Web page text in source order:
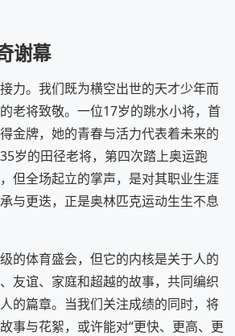
谢幕
力。我们既为横空出世的天才少年而
老将致敬。一位17岁的跳水小将，首
金牌，她的青春与活力代表着未来的
岁的田径老将，第四次踏上奥运跑
但全场起立的掌声，是对其职业生涯
与更迭，正是奥林匹克运动生生不息
的体育盛会，但它的内核是关于人的
友谊、家庭和超越的故事，共同编织
的篇章。当我们关注成绩的同时，将
事与花絮，或许能对“更快、更高、更